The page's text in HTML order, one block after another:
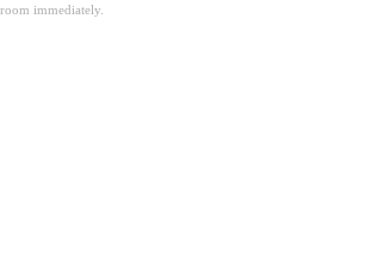
room immediately.